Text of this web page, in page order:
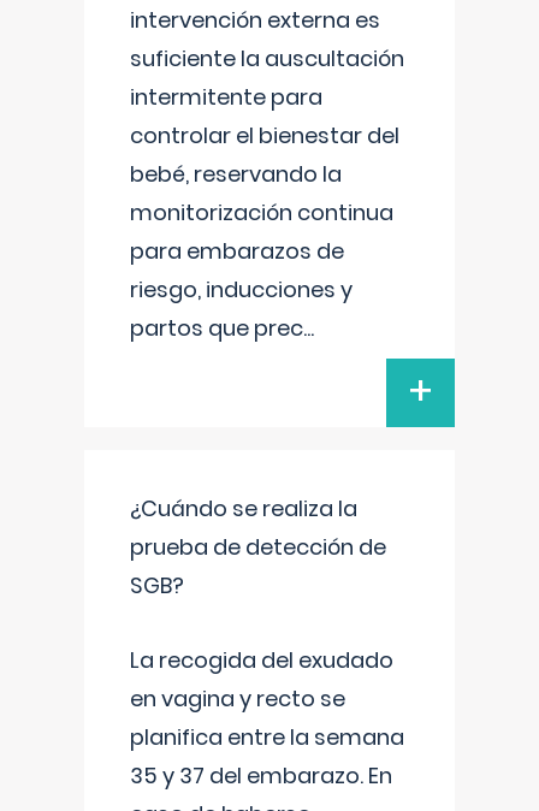
intervención externa es
suficiente la auscultación
intermitente para
controlar el bienestar del
bebé, reservando la
monitorización continua
para embarazos de
riesgo, inducciones y
partos que prec...
+
¿Cuándo se realiza la
prueba de detección de
SGB?
La recogida del exudado
en vagina y recto se
planifica entre la semana
35 y 37 del embarazo. En